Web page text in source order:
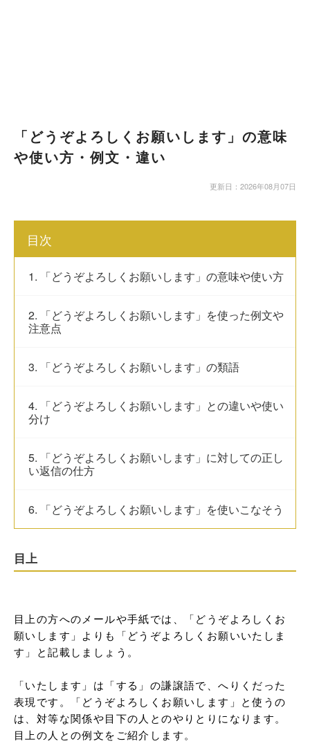
「どうぞよろしくお願いします」の意味
や使い方・例文・違い
更新日：2026年08月07日
目次
1. 「どうぞよろしくお願いします」の意味や使い方
2. 「どうぞよろしくお願いします」を使った例文や
注意点
3. 「どうぞよろしくお願いします」の類語
4. 「どうぞよろしくお願いします」との違いや使い
分け
5. 「どうぞよろしくお願いします」に対しての正し
い返信の仕方
6. 「どうぞよろしくお願いします」を使いこなそう
目上
目上の方へのメールや手紙では、「どうぞよろしくお
願いします」よりも「どうぞよろしくお願いいたしま
す」と記載しましょう。
「いたします」は「する」の謙譲語で、へりくだった
表現です。「どうぞよろしくお願いします」と使うの
は、対等な関係や目下の人とのやりとりになります。
目上の人との例文をご紹介します。